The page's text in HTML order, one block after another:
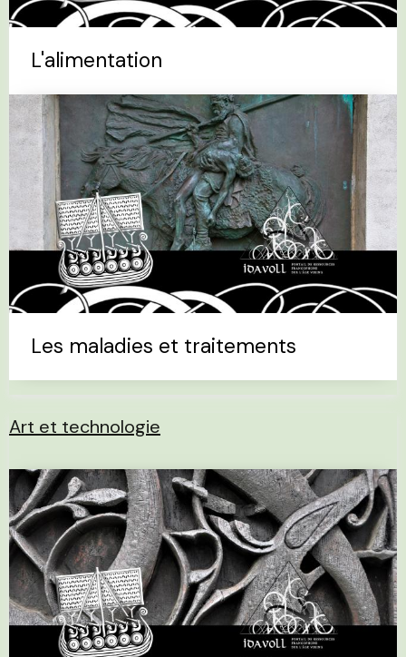
L'alimentation
Les maladies et traitements
Art et technologie